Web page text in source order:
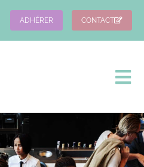
ADHÉRER CONTACT